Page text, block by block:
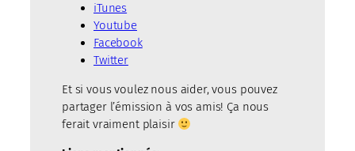
iTunes
Youtube
Facebook
Twitter
Et si vous voulez nous aider, vous pouvez
partager l’émission à vos amis! Ça nous
ferait vraiment plaisir